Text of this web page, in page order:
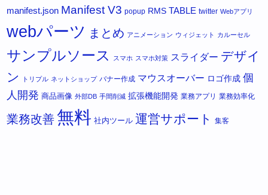
manifest.json Manifest V3 popup RMS TABLE twitter Webアプリ
webパーツ まとめ アニメーション ウィジェット カルーセル
サンプルソース スマホ スマホ対策 スライダー デザイ
ン
トリプル ネットショップ バナー作成 マウスオーバー ロゴ作成 個
人開発 商品画像 外部DB 手間削減 拡張機能開発 業務アプリ 業務効率化
業務改善無料 社内ツール 運営サポート 集客